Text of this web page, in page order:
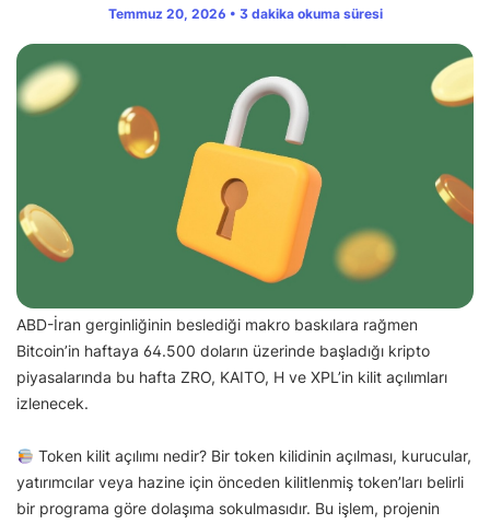
Temmuz 20, 2026 • 3 dakika okuma süresi
ABD-İran gerginliğinin beslediği makro baskılara rağmen
Bitcoin’in haftaya 64.500 doların üzerinde başladığı kripto
piyasalarında bu hafta ZRO, KAITO, H ve XPL’in kilit açılımları
izlenecek.
Token kilit açılımı nedir? Bir token kilidinin açılması, kurucular,
yatırımcılar veya hazine için önceden kilitlenmiş token’ları belirli
bir programa göre dolaşıma sokulmasıdır. Bu işlem, projenin